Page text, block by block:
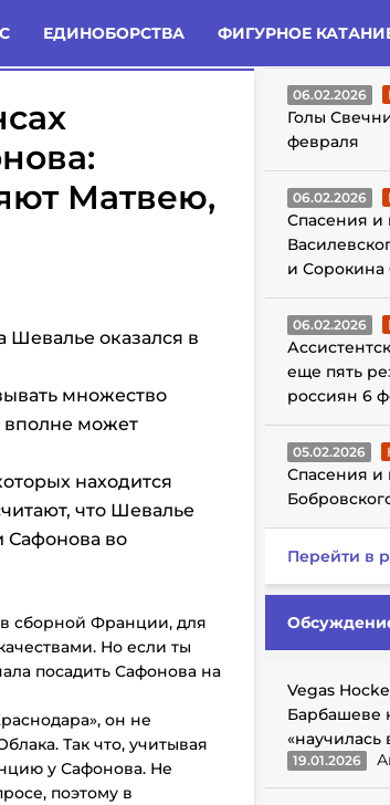
ЕДИНОБОРСТВА ФИГУРНОЕ
Матвею,
Шевалье оказался в
множество
вполне может
находится
что Шевалье
Сафонова во
сборной Франции, для
Но если ты
посадить Сафонова на
он не
Так что, учитывая
у Сафонова. Не
поэтому в
ГОЛЫ С
06.02.2026
Голы
февраля
06.02.2026
Спасения
и Сорокина
06.02.2026
еще пять
россиян 6
05.02.2026
Спасения
Перейти в
Vegas
Барбашеве
«научилась
19.01.2026